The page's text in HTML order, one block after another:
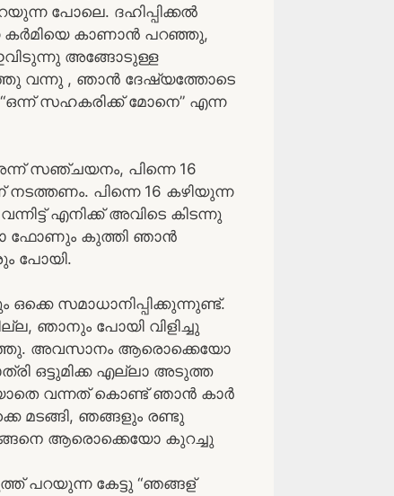
പോലെ. ദഹിപ്പിക്കൽ
കർമിയെ കാണാൻ പറഞ്ഞു,
അങ്ങോടുള്ള
വന്നു , ഞാൻ ദേഷ്യത്തോടെ
സഹകരിക്ക് മോനെ” എന്ന
സഞ്ചയനം, പിന്നെ 16
പിന്നെ 16 കഴിയുന്ന
എനിക്ക് അവിടെ കിടന്നു
ഫോണും കുത്തി ഞാൻ
പോയി.
സമാധാനിപ്പിക്കുന്നുണ്ട്.
ഞാനും പോയി വിളിച്ചു
പറഞ്ഞു. അവസാനം ആരൊക്കെയോ
ഒട്ടുമിക്ക എല്ലാ അടുത്ത
വന്നത് കൊണ്ട് ഞാൻ കാർ
മടങ്ങി, ഞങ്ങളും രണ്ടു
ആരൊക്കെയോ കുറച്ചു
പറയുന്ന കേട്ടു “ഞങ്ങള്